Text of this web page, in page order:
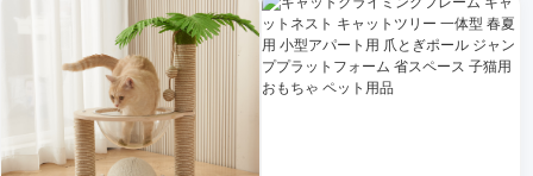
用ラック 猫用クライマー コラ